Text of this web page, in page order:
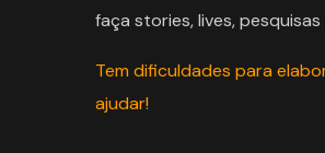
faça stories, lives,
Tem dificuldades para
ajudar!